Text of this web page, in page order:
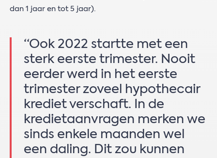
dan 1 jaar en tot 5 jaar).
“Ook 2022 startte met een
sterk eerste trimester. Nooit
eerder werd in het eerste
trimester zoveel hypothecair
krediet verschaft. In de
kredietaanvragen merken we
sinds enkele maanden wel
een daling. Dit zou kunnen